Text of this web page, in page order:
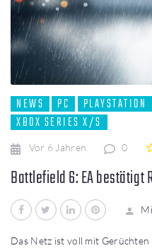
NEWS PC PLAYSTATION
XBOX SERIES X/S
Vor 6 Jahren 0
Battlefield 6: EA bestätigt
FacebookTwitterLinkedIn
Das Netz ist voll mit